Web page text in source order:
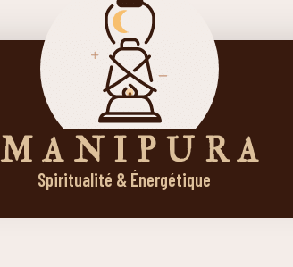
M A N I P U R A
Spiritualité & Énergétique